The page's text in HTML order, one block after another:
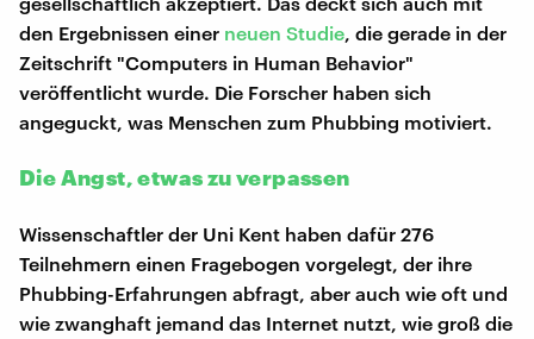
den Ergebnissen einer neuen Studie , die gerade in der
Zeitschrift "Computers in Human Behavior"
veröffentlicht wurde. Die Forscher haben sich
angeguckt, was Menschen zum Phubbing motiviert.
Die Angst, etwas zu verpassen
Wissenschaftler der Uni Kent haben dafür 276
Teilnehmern einen Fragebogen vorgelegt, der ihre
Phubbing-Erfahrungen abfragt, aber auch wie oft und
wie zwanghaft jemand das Internet nutzt, wie groß die